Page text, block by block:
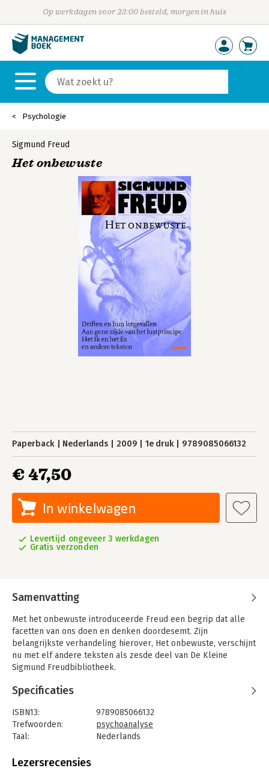
Op werkdagen voor 23:00 besteld, morgen in huis
Psychologie
Sigmund Freud
Het onbewuste
Paperback Nederlands 2009 1e druk 9789085066132
€ 47,50
In winkelwagen
Levertijd ongeveer 3 werkdagen
Gratis verzonden
Samenvatting
Met het onbewuste introduceerde Freud een begrip dat alle
facetten van ons doen en denken doordesemt. Zijn
belangrijkste verhandeling hierover, Het onbewuste, verschijnt
nu met elf andere teksten als zesde deel van De Kleine
Sigmund Freudbibliotheek.
In 1915 schreef Sigmund Freud in minder dan drie weken een
verhandeling die als een hoogtepunt van zijn
psychoanalytische geschriften wordt beschouwd: 'Het
onbewuste'. Het onbewuste wordt van fundamenteel belang
geacht voor de psychoanalytische theorie. Inmiddels is het ook
je dan zeker verdrongen, of: Onbewust heb ik het altijd
Specificaties
ISBN13:
9789085066132
Trefwoorden:
psychoanalyse
Taal:
Nederlands
Aantal pagina's:
Lezersrecensies